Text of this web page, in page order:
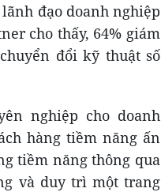
đạo doanh nghiệp
cho thấy, 64% giám
đổi kỹ thuật số
nghiệp cho doanh
hàng tiềm năng ấn
tiềm năng thông qua
và duy trì một trang